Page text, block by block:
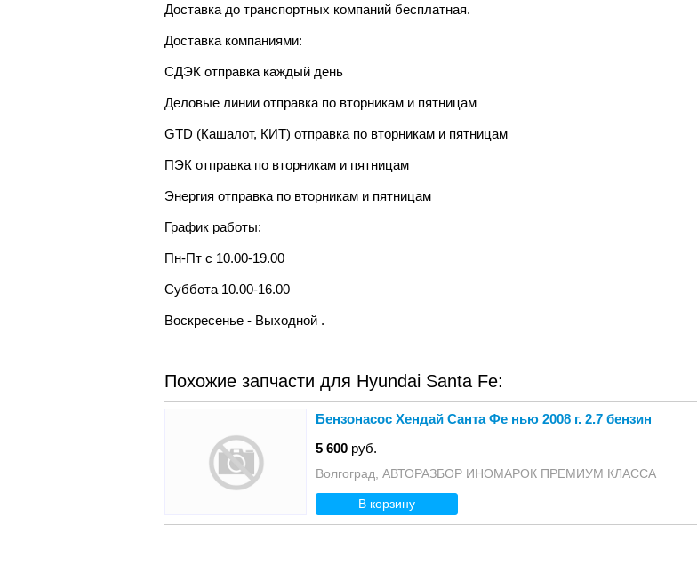
Доставка до транспортных компаний бесплатная.
Доставка компаниями:
СДЭК отправка каждый день
Деловые линии отправка по вторникам и пятницам
GTD (Кашалот, КИТ) отправка по вторникам и пятницам
ПЭК отправка по вторникам и пятницам
Энергия отправка по вторникам и пятницам
График работы:
Пн-Пт с 10.00-19.00
Суббота 10.00-16.00
Воскресенье - Выходной .
Похожие запчасти для Hyundai Santa Fe:
Бензонасос Хендай Санта Фе нью 2008 г. 2.7 бензин
5 600 руб.
Волгоград, АВТОРАЗБОР ИНОМАРОК ПРЕМИУМ КЛАССА
В корзину